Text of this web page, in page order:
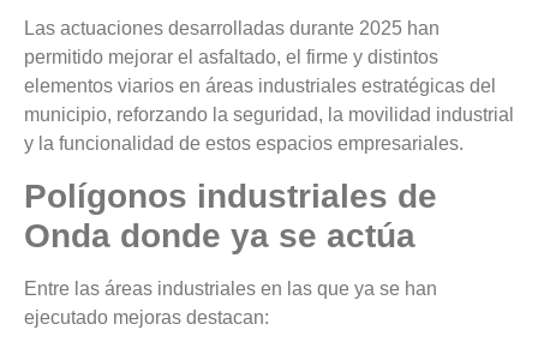
Las actuaciones desarrolladas durante 2025 han
permitido mejorar el asfaltado, el firme y distintos
elementos viarios en áreas industriales estratégicas del
municipio, reforzando la seguridad, la movilidad industrial
y la funcionalidad de estos espacios empresariales.
Polígonos industriales de
Onda donde ya se actúa
Entre las áreas industriales en las que ya se han
ejecutado mejoras destacan: